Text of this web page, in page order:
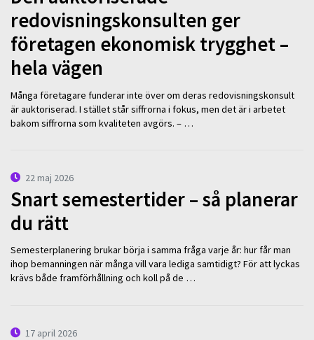
redovisningskonsulten ger
företagen ekonomisk trygghet –
hela vägen
Många företagare funderar inte över om deras redovisningskonsult
är auktoriserad. I stället står siffrorna i fokus, men det är i arbetet
bakom siffrorna som kvaliteten avgörs. – …
22 maj 2026
Snart semestertider – så planerar
du rätt
Semesterplanering brukar börja i samma fråga varje år: hur får man
ihop bemanningen när många vill vara lediga samtidigt? För att lyckas
krävs både framförhållning och koll på de …
17 april 2026